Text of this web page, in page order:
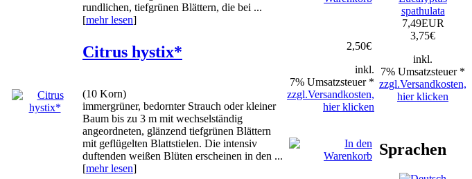
rundlichen, tiefgrünen Blättern, die bei ...
[mehr lesen]
Citrus hystix*
(10 Korn)
immergrüner, bedornter Strauch oder kleiner
Baum bis zu 3 m mit wechselständig
angeordneten, glänzend tiefgrünen Blättern
mit geflügelten Blattstielen. Die intensiv
duftenden weißen Blüten erscheinen in den ...
[mehr lesen]
2,50€
inkl.
7% Umsatzsteuer *
zzgl.Versandkosten,
hier klicken
spathulata
7,49EUR
3,75€
inkl.
7% Umsatzsteuer *
zzgl.Versandkosten,
hier klicken
Sprachen